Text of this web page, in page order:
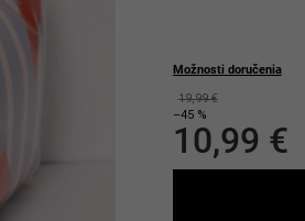
Možnosti doručenia
19,99 €
–45 %
10,99 €
Vložením e-mailu súhlasíte s podmienkami ochrany